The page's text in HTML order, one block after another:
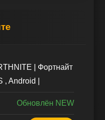
| Фортнайт
, Android |
Обновлён NEW